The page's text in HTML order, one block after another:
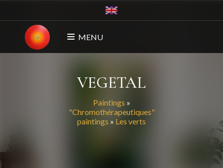
MENU
VEGETAL
Paintings »
"Chromothérapeutiques"
paintings » Les verts